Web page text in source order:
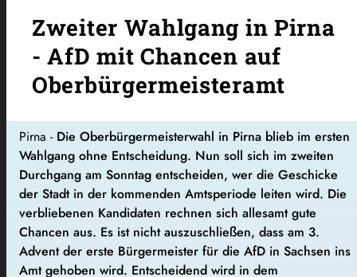
Zweiter Wahlgang in Pirna
- AfD mit Chancen auf
Oberbürgermeisteramt
Pirna - Die Oberbürgermeisterwahl in Pirna blieb im ersten
Wahlgang ohne Entscheidung. Nun soll sich im zweiten
Durchgang am Sonntag entscheiden, wer die Geschicke
der Stadt in der kommenden Amtsperiode leiten wird. Die
verbliebenen Kandidaten rechnen sich allesamt gute
Chancen aus. Es ist nicht auszuschließen, dass am 3.
Advent der erste Bürgermeister für die AfD in Sachsen ins
Amt gehoben wird. Entscheidend wird in dem